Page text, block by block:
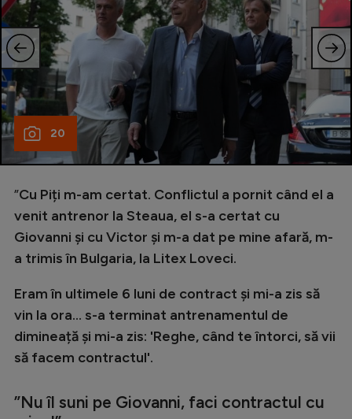
20
”Cu Piți m-am certat. Conflictul a pornit când el a
venit antrenor la Steaua, el s-a certat cu
Giovanni și cu Victor și m-a dat pe mine afară, m-
a trimis în Bulgaria, la Litex Loveci.
Eram în ultimele 6 luni de contract și mi-a zis să
vin la ora... s-a terminat antrenamentul de
dimineață și mi-a zis: 'Reghe, când te întorci, să vii
să facem contractul'.
”Nu îl suni pe Giovanni, faci contractul cu